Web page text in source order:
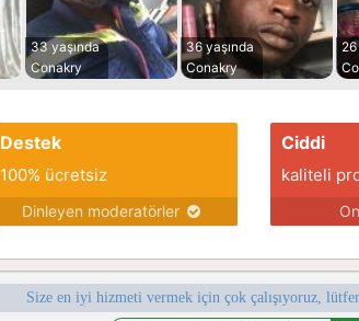
33 yaşında
Conakry
36 yaşında
Conakry
26
Destek
100% ücretsiz
Dinleyen moderatörler
Ciddi
kaliteli
Size en iyi hizmeti vermek için çok çalışıyoruz,